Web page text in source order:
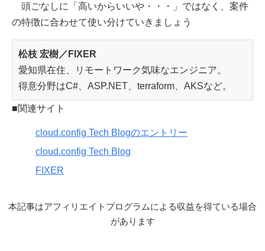
頭ごなしに「高いからいいや・・・」ではなく、案件
の特徴に合わせて使い分けていきましょう
松枝 宏樹／FIXER
愛知県在住、リモートワーク気味なエンジニア。
得意分野はC#、ASP.NET、terraform、AKSなど。
■関連サイト
cloud.config Tech Blogのエントリー
cloud.config Tech Blog
FIXER
本記事はアフィリエイトプログラムによる収益を得ている場合
があります